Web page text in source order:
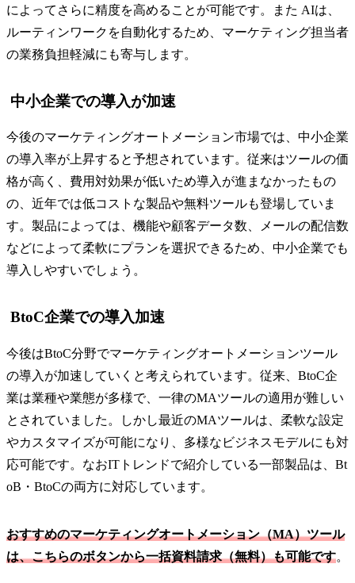
によってさらに精度を高めることが可能です。また AIは、
ルーティンワークを自動化するため、マーケティング担当者
の業務負担軽減にも寄与します。
中小企業での導入が加速
今後のマーケティングオートメーション市場では、中小企業
の導入率が上昇すると予想されています。従来はツールの価
格が高く、費用対効果が低いため導入が進まなかったもの
の、近年では低コストな製品や無料ツールも登場していま
す。製品によっては、機能や顧客データ数、メールの配信数
などによって柔軟にプランを選択できるため、中小企業でも
導入しやすいでしょう。
BtoC企業での導入加速
今後はBtoC分野でマーケティングオートメーションツール
の導入が加速していくと考えられています。従来、BtoC企
業は業種や業態が多様で、一律のMAツールの適用が難しい
とされていました。しかし最近のMAツールは、柔軟な設定
やカスタマイズが可能になり、多様なビジネスモデルにも対
応可能です。なおITトレンドで紹介している一部製品は、Bt
oB・BtoCの両方に対応しています。
おすすめのマーケティングオートメーション（MA）ツール
は、こちらのボタンから一括資料請求（無料）も可能です。